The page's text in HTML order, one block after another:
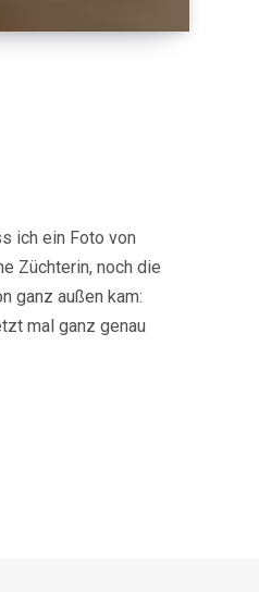
ich ein Foto von
Züchterin, noch die
ganz außen kam:
mal ganz genau